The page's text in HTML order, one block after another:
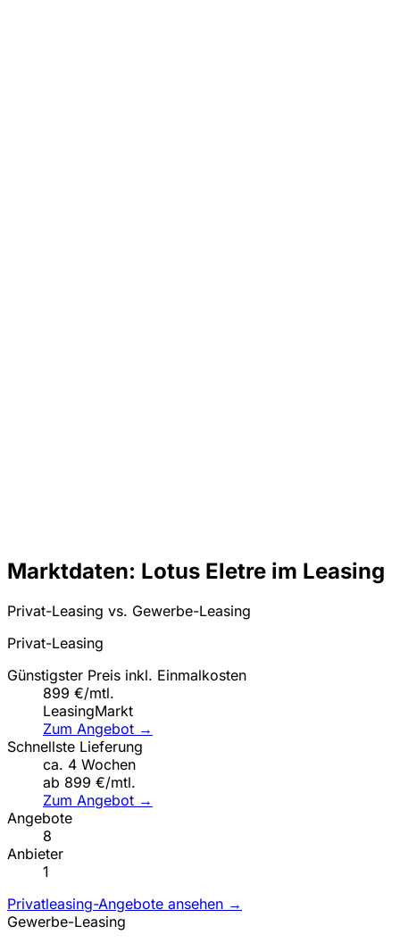
Marktdaten: Lotus Eletre im Leasing
Privat-Leasing vs. Gewerbe-Leasing
Privat-Leasing
Günstigster Preis inkl. Einmalkosten
899 €/mtl.
LeasingMarkt
Zum Angebot →
Schnellste Lieferung
ca. 4 Wochen
ab 899 €/mtl.
Zum Angebot →
Angebote
8
Anbieter
1
Privatleasing-Angebote ansehen →
Gewerbe-Leasing